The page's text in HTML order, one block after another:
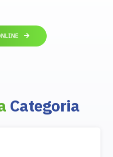
Categoria